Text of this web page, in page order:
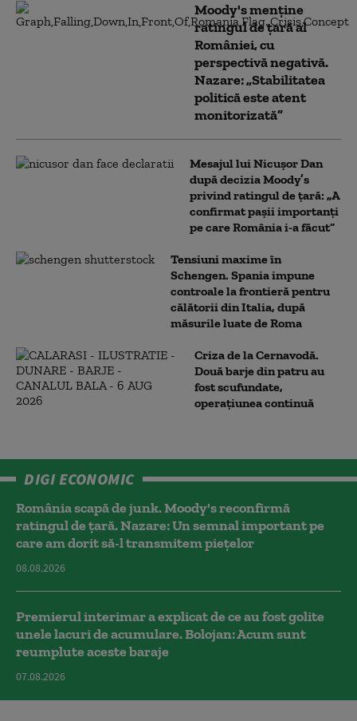
Moody's menține
ratingul de țară al
României, cu
perspectivă negativă.
Nazare: „Stabilitatea
politică este atent
monitorizată”
Mesajul lui Nicușor Dan
după decizia Moody’s
privind ratingul de țară: „A
confirmat pașii importanți
pe care România i-a făcut”
Tensiuni maxime în
Schengen. Spania impune
controale la frontieră pentru
călătorii din Italia, după
măsurile luate de Roma
Criza de la Cernavodă.
Două barje din patru au
fost scufundate,
operațiunea continuă
DIGI ECONOMIC
România scapă de junk. Moody's reconfirmă
ratingul de țară. Nazare: Un semnal important pe
care am dorit să-l transmitem piețelor
08.08.2026
Premierul interimar a explicat de ce au fost golite
unele lacuri de acumulare. Bolojan: Acum sunt
reumplute aceste baraje
07.08.2026